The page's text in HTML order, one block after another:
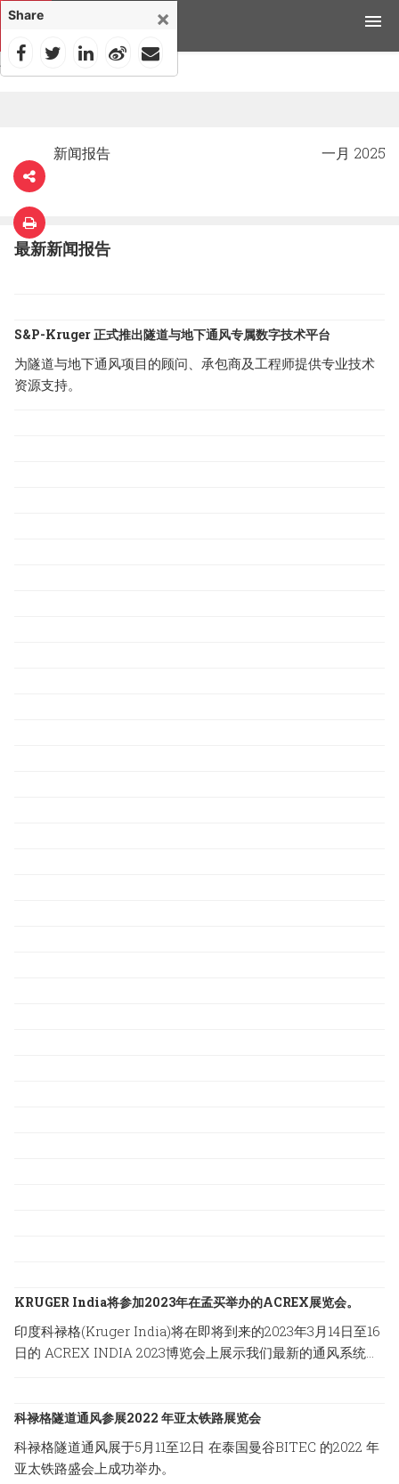
产品
工具与资源
新闻媒体
为什么选择科禄格
联系我们
首页
新闻报告 一月 2025
最新新闻报告
S&P-Kruger 正式推出隧道与地下通风专属数字技术平台
为隧道与地下通风项目的顾问、承包商及工程师提供专业技术
资源支持。
KRUGER India将参加2023年在孟买举办的ACREX展览会。
印度科禄格(Kruger India)将在即将到来的2023年3月14日至16
日的 ACREX INDIA 2023博览会上展示我们最新的通风系统方
科禄格隧道通风参展2022 年亚太铁路展览会
科禄格隧道通风展于5月11至12日 在泰国曼谷BITEC 的2022 年
亚太铁路盛会上成功举办。
×
Share